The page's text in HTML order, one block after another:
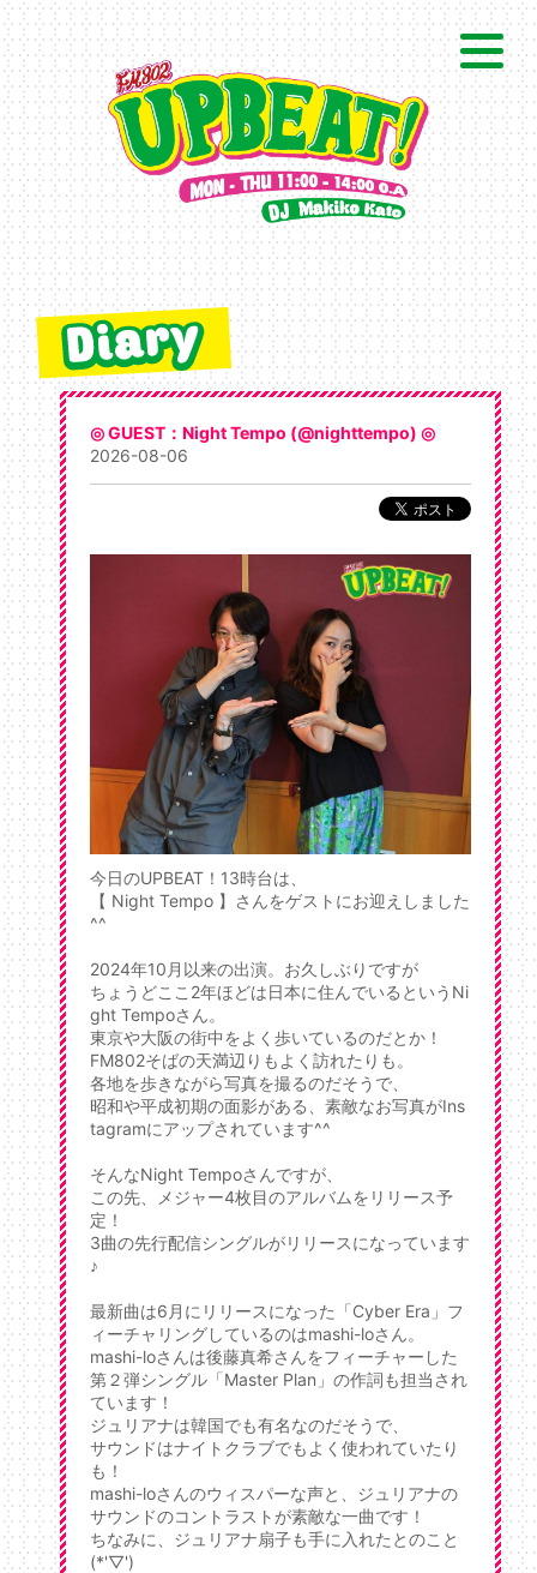
◎ GUEST：Night Tempo (@nighttempo) ◎
2026-08-06
今日のUPBEAT！13時台は、
【 Night Tempo 】さんをゲストにお迎えしました
^^
2024年10月以来の出演。お久しぶりですが
ちょうどここ2年ほどは日本に住んでいるというNi
ght Tempoさん。
東京や大阪の街中をよく歩いているのだとか！
FM802そばの天満辺りもよく訪れたりも。
各地を歩きながら写真を撮るのだそうで、
昭和や平成初期の面影がある、素敵なお写真がIns
tagramにアップされています^^
そんなNight Tempoさんですが、
この先、メジャー4枚目のアルバムをリリース予
定！
3曲の先行配信シングルがリリースになっています
♪
最新曲は6月にリリースになった「Cyber Era」フ
ィーチャリングしているのはmashi-loさん。
mashi-loさんは後藤真希さんをフィーチャーした
第２弾シングル「Master Plan」の作詞も担当され
ています！
ジュリアナは韓国でも有名なのだそうで、
サウンドはナイトクラブでもよく使われていたり
も！
mashi-loさんのウィスパーな声と、ジュリアナの
サウンドのコントラストが素敵な一曲です！
ちなみに、ジュリアナ扇子も手に入れたとのこと
(*'▽')